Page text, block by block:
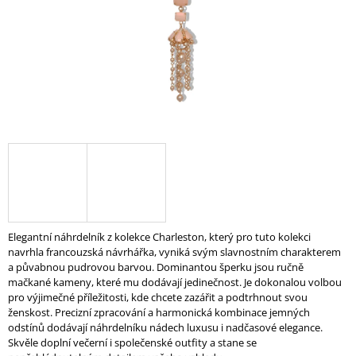
Elegantní náhrdelník z kolekce Charleston, který pro tuto kolekci
navrhla francouzská návrhářka, vyniká svým slavnostním charakterem
a půvabnou pudrovou barvou. Dominantou šperku jsou ručně
mačkané kameny, které mu dodávají jedinečnost. Je dokonalou volbou
pro výjimečné příležitosti, kde chcete zazářit a podtrhnout svou
ženskost. Precizní zpracování a harmonická kombinace jemných
odstínů dodávají náhrdelníku nádech luxusu i nadčasové elegance.
Skvěle doplní večerní i společenské outfity a stane se
D
O
P
O
R
U
Č